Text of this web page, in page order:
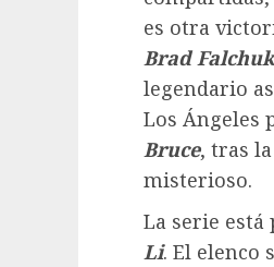
es otra
Brad Falchuk
legendario
Los Ángeles
Bruce, tras
misterioso.
La serie
Li. El elenco